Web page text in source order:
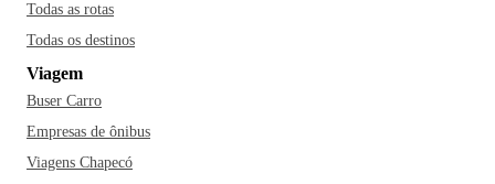
Todas as rotas
Todas os destinos
Viagem
Buser Carro
Empresas de ônibus
Viagens Chapecó